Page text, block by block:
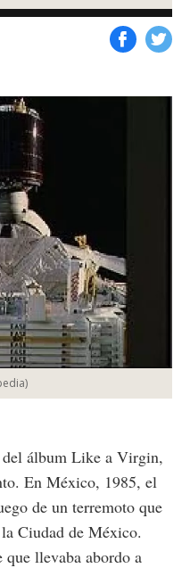
)
álbum Like a Virgin,
En México, 1985, el
de un terremoto que
Ciudad de México.
que llevaba abordo a